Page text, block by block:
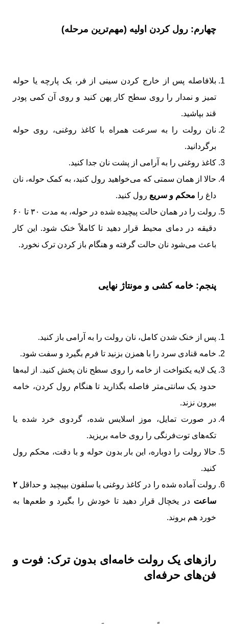
چهارم: رول کردن اولیه (مهم‌ترین مرحله)
بلافاصله پس از خارج کردن سینی از فر، یک پارچه یا حوله
تمیز و نمدار را روی سطح کار پهن کنید و روی آن کمی پودر
قند بپاشید.
نان رولت را به سرعت همراه با کاغذ روغنی، روی حوله
برگردانید.
کاغذ روغنی را به آرامی از پشت نان جدا کنید.
حالا از همان سمتی که می‌خواهید رول کنید، به کمک حوله، نان
داغ را محکم و سریع رول کنید.
رولت را در همان حالت پیچیده شده در حوله، به مدت ۳۰ تا ۶۰
دقیقه در دمای محیط قرار دهید تا کاملاً خنک شود. این کار
باعث می‌شود نان حالت گرفته و هنگام باز کردن ترک نخورد.
پنجم: خامه کشی و مونتاژ نهایی
پس از خنک شدن کامل، نان رولت را به آرامی باز کنید.
خامه قنادی سرد را با همزن بزنید تا فرم بگیرد و سفت شود.
یک لایه یکنواخت از خامه را روی سطح نان پخش کنید. از لبه‌ها
حدود یک سانتی‌متر فاصله بگذارید تا هنگام رول کردن، خامه
بیرون نزند.
در صورت تمایل، موز اسلایس شده، گردوی خرد شده یا
تکه‌های توت‌فرنگی را روی خامه بریزید.
حالا رولت را دوباره، این بار بدون حوله و با دقت، محکم رول
کنید.
رولت آماده شده را در کاغذ روغنی یا سلفون بپیچید و حداقل ۲
ساعت در یخچال قرار دهید تا خودش را بگیرد و طعم‌ها به
خورد هم بروند.
رازهای یک رولت خامه‌ ای بدون ترک: فوت و
فن‌های حرفه‌ای